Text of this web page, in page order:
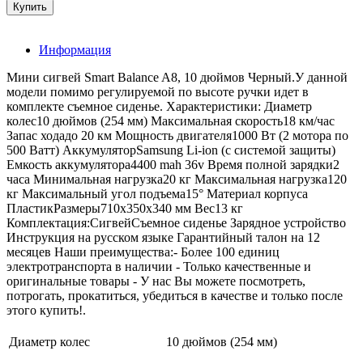
Информация
Мини сигвей Smart Balance A8, 10 дюймов Черный.У данной
модели помимо регулируемой по высоте ручки идет в
комплекте съемное сиденье. Характеристики: Диаметр
колес10 дюймов (254 мм) Максимальная скорость18 км/час
Запас ходадо 20 км Мощность двигателя1000 Вт (2 мотора по
500 Ватт) АккумуляторSamsung Li-ion (с системой защиты)
Емкость аккумулятора4400 mah 36v Время полной зарядки2
часа Минимальная нагрузка20 кг Максимальная нагрузка120
кг Максимальный угол подъема15° Материал корпуса
ПластикРазмеры710х350х340 мм Вес13 кг
Комплектация:СигвейСъемное сиденье Зарядное устройство
Инструкция на русском языке Гарантийный талон на 12
месяцев Наши преимущества:- Более 100 единиц
электротранспорта в наличии - Только качественные и
оригинальные товары - У нас Вы можете посмотреть,
потрогать, прокатиться, убедиться в качестве и только после
этого купить!.
Диаметр колес
10 дюймов (254 мм)